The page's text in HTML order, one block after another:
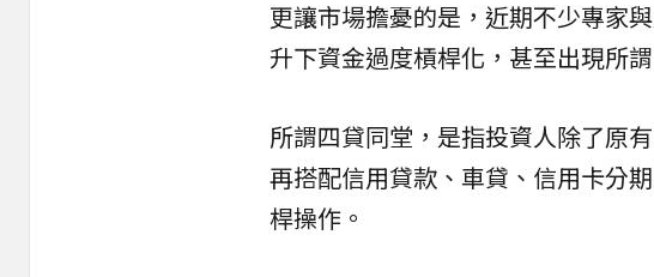
更讓市場擔憂的是，近期不少專家
升下資金過度槓桿化，甚至出現所
所謂四貸同堂，是指投資人除了原
再搭配信用貸款、車貸、信用卡分
桿操作。